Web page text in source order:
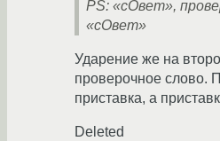
PS: «сОвет»,
«сОвет»
Ударение же на
проверочное слово.
приставка, а
Deleted